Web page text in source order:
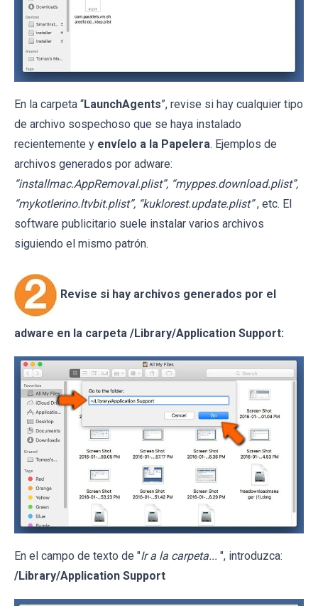
En la carpeta “LaunchAgents”, revise si hay cualquier tipo
de archivo sospechoso que se haya instalado
recientemente y envíelo a la Papelera. Ejemplos de
archivos generados por adware:
“installmac.AppRemoval.plist”, “myppes.download.plist”,
“mykotlerino.ltvbit.plist”, “kuklorest.update.plist” , etc. El
software publicitario suele instalar varios archivos
siguiendo el mismo patrón.
Revise si hay archivos generados por el
adware en la carpeta /Library/Application Support:
En el campo de texto de "Ir a la carpeta... ", introduzca:
/Library/Application Support